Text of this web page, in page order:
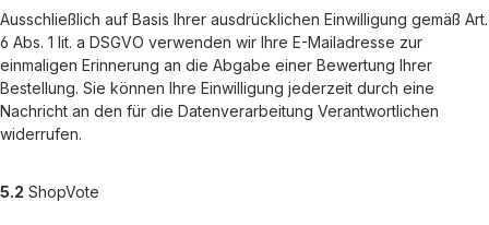
Ausschließlich auf Basis Ihrer ausdrücklichen Einwilligung gemäß Art.
6 Abs. 1 lit. a DSGVO verwenden wir Ihre E-Mailadresse zur
einmaligen Erinnerung an die Abgabe einer Bewertung Ihrer
Bestellung. Sie können Ihre Einwilligung jederzeit durch eine
Nachricht an den für die Datenverarbeitung Verantwortlichen
widerrufen.
5.2 ShopVote